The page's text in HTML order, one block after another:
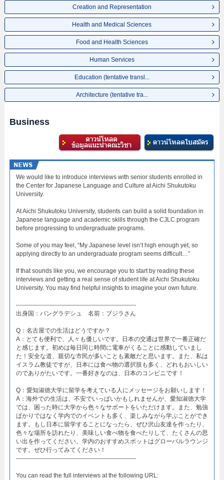
Creation and Representation
Health and Medical Sciences
Food and Health Sciences
Human Services
Education (tentative transl...
Architecture (tentative tra...
Business
We would like to introduce interviews with senior students enrolled in
the Center for Japanese Language and Culture at Aichi Shukutoku
University.
At Aichi Shukutoku University, students can build a solid foundation in
Japanese language and academic skills through the CJLC program
before progressing to undergraduate programs.
Some of you may feel, “My Japanese level isn’t high enough yet, so
applying directly to an undergraduate program seems difficult…”
If that sounds like you, we encourage you to start by reading these
interviews and getting a real sense of student life at Aichi Shukutoku
University. You may find helpful insights to imagine your own future.
------------------------------------------------------------
出身国：バングラデシュ 名前：ブジラさん
Q：名古屋での生活はどうですか？
A：とても便利で、人々も優しいです。日本の交通は世界で一番正確だ
と感じます。初めは毎日同じ時間に電車がくることに感動していまし
た！安全な道、親切な市民が多いことも素敵だと思います。また、私は
イスラム教徒ですが、日本には食べ物の選択肢も多く、どれもおいしい
のでありがたいです。一番好きなのは、日本のコンビニです！
Q：愛知淑徳大学に留学を考えている人にメッセージをお願いします！
A：海外での生活は、不安でいっぱいかもしれませんが、愛知淑徳大学
では、困った時に大学から色々なサポートをいただけます。また、勉強
ばかりではなく学内でのイベントも多く、楽しみながら学ぶことができ
ます。もし日本に留学することになったら、ぜひ沢山友達を作ったり、
色々な場所を訪れたり、美味しい食べ物を食べたりして、たくさんの思
い出を作ってください。学内のおすすめスポットはグローバルラウンジ
です。ぜひ行ってみてください！
------------------------------------------------------------
You can read the full interviews at the following URL: